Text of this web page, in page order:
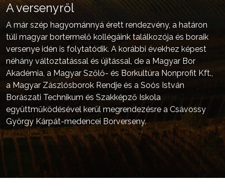
A versenyről
A már szép hagyománnyá érett rendezvény, a határon
túli magyar bortermelő kollégáink találkozója és boraik
versenye idén is folytatódik. A korábbi évekhez képest
néhány változtatással és újítással, de a Magyar Bor
Akadémia, a Magyar Szőlő- és Borkultúra Nonprofit Kft.,
a Magyar Zászlósborok Rendje és a Soós István
Borászati Technikum és Szakképző Iskola
együttműködésével kerül megrendezésre a Csávossy
György Kárpát-medencei Borverseny.